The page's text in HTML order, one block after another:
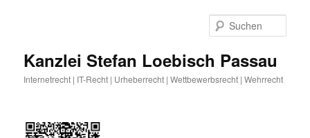
Kanzlei Stefan Loebisch Passau
Internetrecht | IT-Recht | Urheberrecht | Wettbewerbsrecht | Wehrrecht